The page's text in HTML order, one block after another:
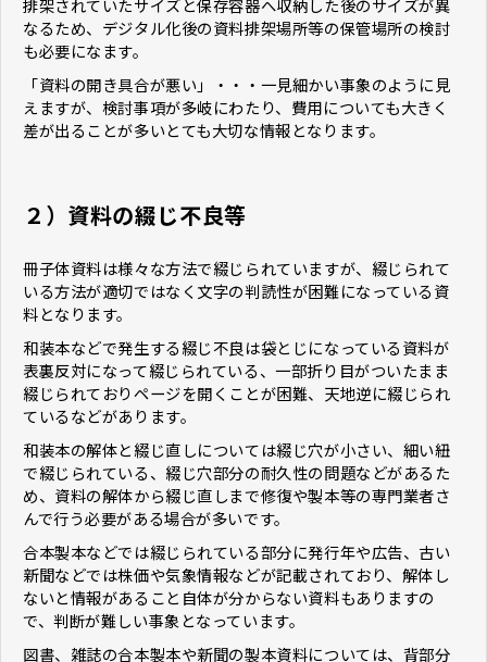
排架されていたサイズと保存容器へ収納した後のサイズが異
なるため、デジタル化後の資料排架場所等の保管場所の検討
も必要になます。
「資料の開き具合が悪い」・・・一見細かい事象のように見
えますが、検討事項が多岐にわたり、費用についても大きく
差が出ることが多いとても大切な情報となります。
２）資料の綴じ不良等
冊子体資料は様々な方法で綴じられていますが、綴じられて
いる方法が適切ではなく文字の判読性が困難になっている資
料となります。
和装本などで発生する綴じ不良は袋とじになっている資料が
表裏反対になって綴じられている、一部折り目がついたまま
綴じられておりページを開くことが困難、天地逆に綴じられ
ているなどがあります。
和装本の解体と綴じ直しについては綴じ穴が小さい、細い紐
で綴じられている、綴じ穴部分の耐久性の問題などがあるた
め、資料の解体から綴じ直しまで修復や製本等の専門業者さ
んで行う必要がある場合が多いです。
合本製本などでは綴じられている部分に発行年や広告、古い
新聞などでは株価や気象情報などが記載されており、解体し
ないと情報があること自体が分からない資料もありますの
で、判断が難しい事象となっています。
図書、雑誌の合本製本や新聞の製本資料については、背部分